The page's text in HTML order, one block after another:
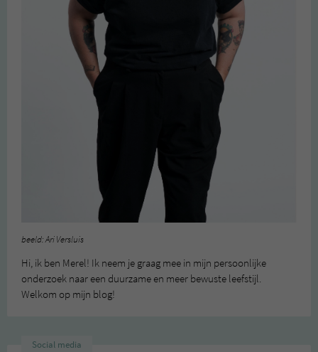
beeld: Ari Versluis
Hi, ik ben Merel! Ik neem je graag mee in mijn persoonlijke
onderzoek naar een duurzame en meer bewuste leefstijl.
Welkom op mijn blog!
Social media